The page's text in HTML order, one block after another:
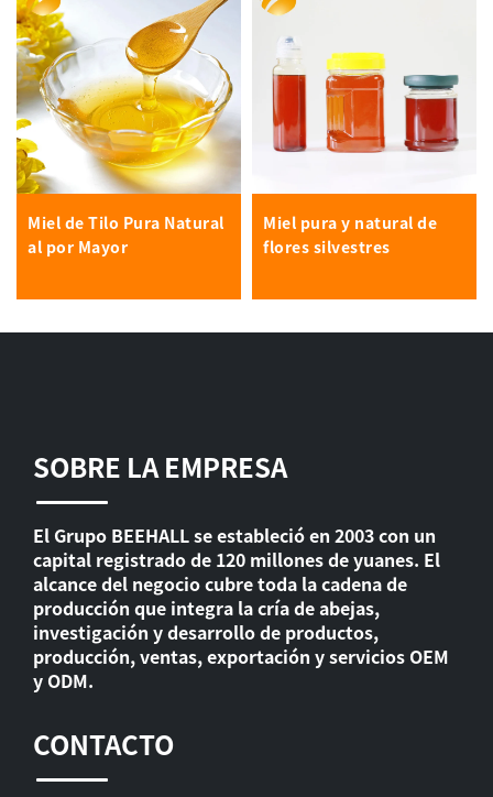
Miel de Tilo Pura Natural
al por Mayor
Miel pura y natural de
flores silvestres
SOBRE LA EMPRESA
El Grupo BEEHALL se estableció en 2003 con un
capital registrado de 120 millones de yuanes. El
alcance del negocio cubre toda la cadena de
producción que integra la cría de abejas,
investigación y desarrollo de productos,
producción, ventas, exportación y servicios OEM
y ODM.
CONTACTO